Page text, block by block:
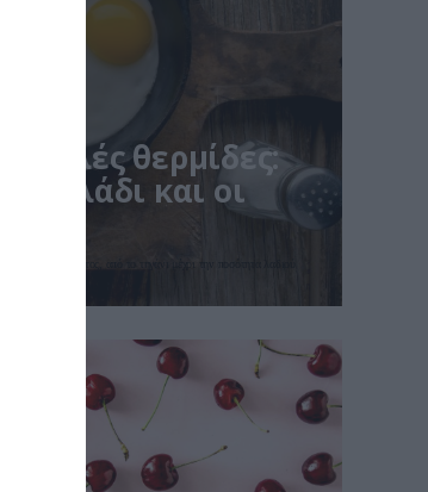
θερμίδες:
το λάδι και οι